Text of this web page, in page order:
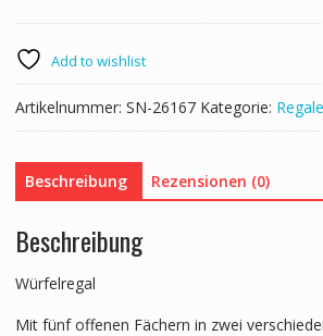
Fächern
60
x
30
95
cm
weiss
Menge
Add to wishlist
Artikelnummer: SN-26167 Kategorie: Regale
Beschreibung Rezensionen (0)
Beschreibung
Würfelregal
Mit fünf offenen Fächern in zwei